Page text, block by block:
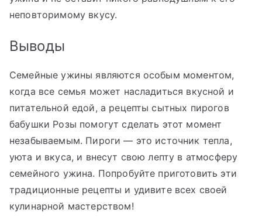
неповторимому вкусу.
Выводы
Семейные ужины являются особым моментом,
когда все семья может насладиться вкусной и
питательной едой, а рецепты сытных пирогов
бабушки Розы помогут сделать этот момент
незабываемым. Пироги — это источник тепла,
уюта и вкуса, и внесут свою лепту в атмосферу
семейного ужина. Попробуйте приготовить эти
традиционные рецепты и удивите всех своей
кулинарной мастерством!